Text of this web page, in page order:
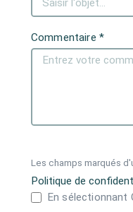
Commentaire *
Les champs marqués
Politique de
En sélectionnant